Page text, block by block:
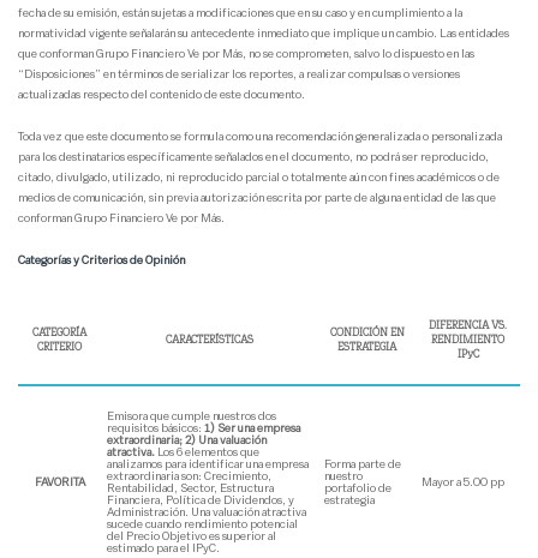
fecha de su emisión, están sujetas a modificaciones que en su caso y en cumplimiento a la
normatividad vigente señalarán su antecedente inmediato que implique un cambio. Las entidades
que conforman Grupo Financiero Ve por Más, no se comprometen, salvo lo dispuesto en las
“Disposiciones” en términos de serializar los reportes, a realizar compulsas o versiones
actualizadas respecto del contenido de este documento.
Toda vez que este documento se formula como una recomendación generalizada o personalizada
para los destinatarios específicamente señalados en el documento, no podrá ser reproducido,
citado, divulgado, utilizado, ni reproducido parcial o totalmente aún con fines académicos o de
medios de comunicación, sin previa autorización escrita por parte de alguna entidad de las que
conforman Grupo Financiero Ve por Más.
Categorías y Criterios de Opinión
CATEGORÍA
CRITERIO
CARACTERÍSTICAS
CONDICIÓN EN
ESTRATEGIA
DIFERENCIA VS.
RENDIMIENTO
IPyC
FAVORITA
Emisora que cumple nuestros dos
requisitos básicos: 1) Ser una empresa
extraordinaria; 2) Una valuación
atractiva. Los 6 elementos que
analizamos para identificar una empresa
extraordinaria son: Crecimiento,
Rentabilidad, Sector, Estructura
Financiera, Política de Dividendos, y
Administración. Una valuación atractiva
sucede cuando rendimiento potencial
del Precio Objetivo es superior al
estimado para el IPyC.
Forma parte de
nuestro
portafolio de
estrategia
Mayor a 5.00 pp